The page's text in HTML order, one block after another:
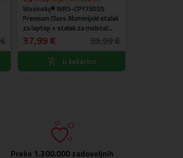
akcijskoj cijeni
Wozinsky® WRS-CPY75DSS
Premium Class Aluminijski stalak
za laptop + stalak za mobitel
gratis (srebrni)
37,99 €
U košaricu
Preko 1.300.000 zadovoljnih